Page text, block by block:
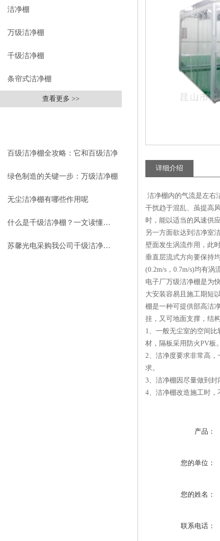
洁净棚
万级洁净棚
千级洁净棚
条帘式洁净棚
查看更多 >>
百级洁净棚全攻略：它和百级洁净
室到底有什么区别？
绿色制造的关键一步：万级洁净棚
助力环保型半导体产业发展
无尘洁净棚有哪些作用呢
什么是千级洁净棚？一文读懂其结构特点与局部净化优势
苏馨光电采购我公司千级洁净棚普通工作台一批（7月07日）已顺利交货
详细介绍
洁净棚内的气流是左右
干扰趋于混乱、虽提高
时，能以适当的风速供
另一方面欲达到洁净室
壁面发生涡流作用，此
垂直层流式方向要保持
(0.2m/s，0.7m/s)均有涡
电子厂万级洁净棚是为
大安装容易且施工期短
棚是一种可提供部高洁
挂，又可地面支撑，结
1、一般无尘室的空间
材，隔板采用防火PV板
2、洁净度要求非常高
求。
3、洁净棚因尽量做到
4、洁净棚改造施工时
产品：
您的单位：
您的姓名：
联系电话：